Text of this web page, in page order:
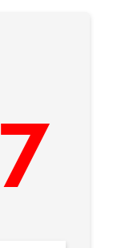
7